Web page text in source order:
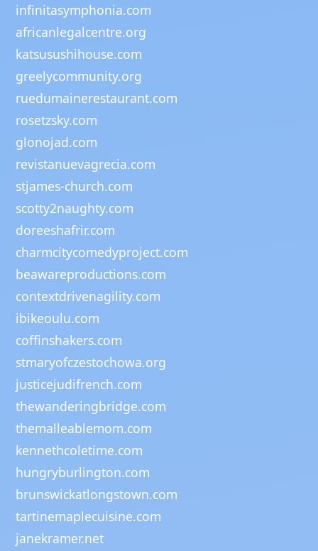
infinitasymphonia.com
africanlegalcentre.org
katsusushihouse.com
greelycommunity.org
ruedumainerestaurant.com
rosetzsky.com
glonojad.com
revistanuevagrecia.com
stjames-church.com
scotty2naughty.com
doreeshafrir.com
charmcitycomedyproject.com
beawareproductions.com
contextdrivenagility.com
ibikeoulu.com
coffinshakers.com
stmaryofczestochowa.org
justicejudifrench.com
thewanderingbridge.com
themalleablemom.com
kennethcoletime.com
hungryburlington.com
brunswickatlongstown.com
tartinemaplecuisine.com
janekramer.net